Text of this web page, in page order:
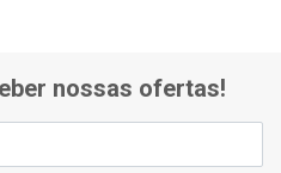
nossas ofertas!